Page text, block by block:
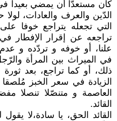
كان مستعدّا أن يمضي بعيدا
الدّين والعرف والعادات، لولا
التي تجعله يتراجع خوفا
تراجعه عن إقرار الإفطار
علنا، أو خوفه و تردّده و
في الميراث بين المرأة
الزيادة في سعر الخبز
العاصمة و متنصّلا تنصلا
القائد.
القائد الحق، يا سادة،لا